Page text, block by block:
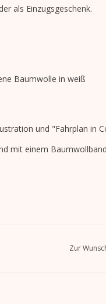
als Einzugsgeschenk.
Baumwolle in weiß
und "Fahrplan in
mit einem
Zur